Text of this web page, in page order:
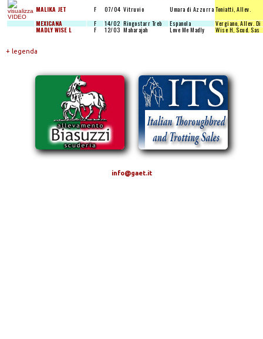
MALIKA JET
F 07/04 Vitruvio Umara di Azzurra Toniatti, Allev.
MEXICANA
F 14/02 Ringostarr Treb Espanola Vergiano, Allev. Di
MADLY WISE L F 12/03 Maharajah Love Me Madly Wise H, Scud. Sas
+ legenda
info@gaet.it